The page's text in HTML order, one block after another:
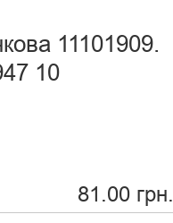
11101909.
10
81.00 грн.